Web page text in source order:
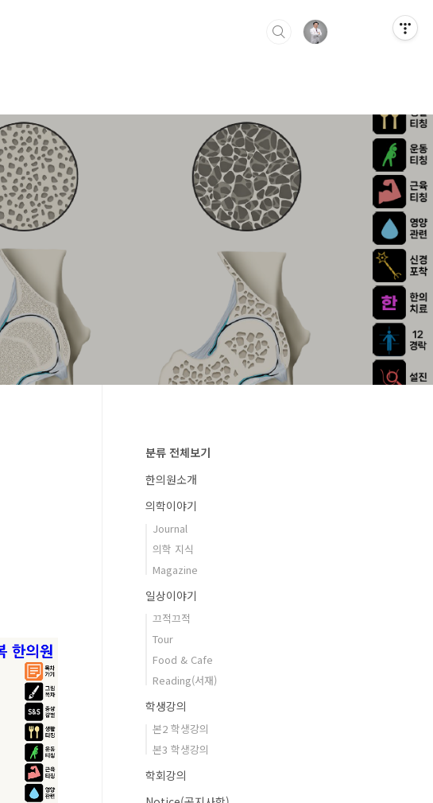
분류 전체보기
한의원소개
의학이야기
Journal
의학 지식
Magazine
일상이야기
끄적끄적
Tour
Food & Cafe
Reading(서재)
학생강의
본2 학생강의
본3 학생강의
학회강의